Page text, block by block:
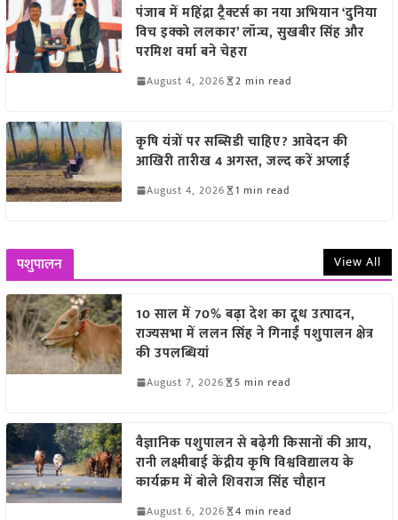
पंजाब में महिंद्रा ट्रैक्टर्स का नया अभियान ‘दुनिया
विच इक्को ललकार’ लॉन्च, सुखबीर सिंह और
परमिश वर्मा बने चेहरा
August 4, 2026 2 min read
कृषि यंत्रों पर सब्सिडी चाहिए? आवेदन की
आखिरी तारीख 4 अगस्त, जल्द करें अप्लाई
August 4, 2026 1 min read
पशुपालन View All
10 साल में 70% बढ़ा देश का दूध उत्पादन,
राज्यसभा में ललन सिंह ने गिनाईं पशुपालन क्षेत्र
की उपलब्धियां
August 7, 2026 5 min read
वैज्ञानिक पशुपालन से बढ़ेगी किसानों की आय,
रानी लक्ष्मीबाई केंद्रीय कृषि विश्वविद्यालय के
कार्यक्रम में बोले शिवराज सिंह चौहान
August 6, 2026 4 min read